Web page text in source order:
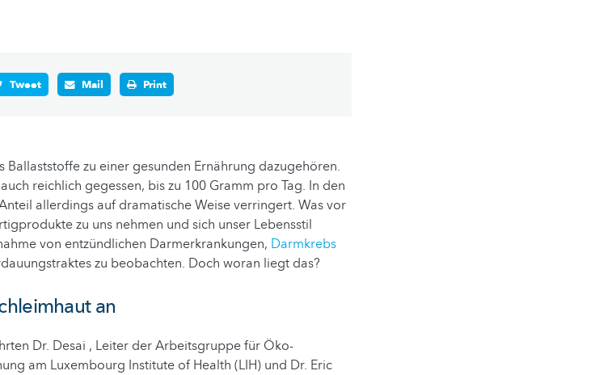
Tweet Mail Print
Ballaststoffe zu einer gesunden Ernährung dazugehören.
reichlich gegessen, bis zu 100 Gramm pro Tag. In den
allerdings auf dramatische Weise verringert. Was vor
zu uns nehmen und sich unser Lebensstil
von entzündlichen Darmerkrankungen, Darmkrebs
zu beobachten. Doch woran liegt das?
an
Dr. Desai , Leiter der Arbeitsgruppe für Öko-
am Luxembourg Institute of Health (LIH) und Dr. Eric